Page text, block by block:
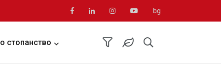
bg
стопанство